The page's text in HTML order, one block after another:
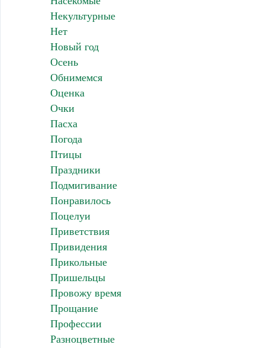
Некультурные
Нет
Новый год
Осень
Обнимемся
Оценка
Очки
Пасха
Погода
Птицы
Праздники
Подмигивание
Понравилось
Поцелуи
Приветствия
Привидения
Прикольные
Пришельцы
Провожу время
Прощание
Профессии
Разноцветные